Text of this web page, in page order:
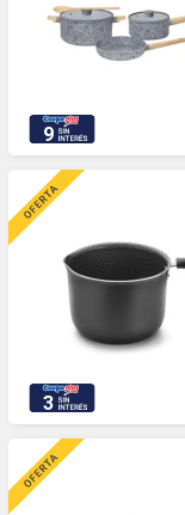
9
3